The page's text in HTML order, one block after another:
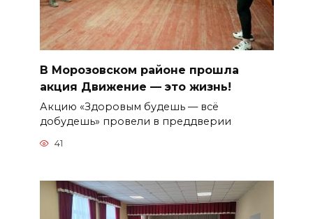
В Морозовском районе прошла
акция Движение — это жизнь!
Акцию «Здоровым будешь — всё
добудешь» провели в преддверии
41